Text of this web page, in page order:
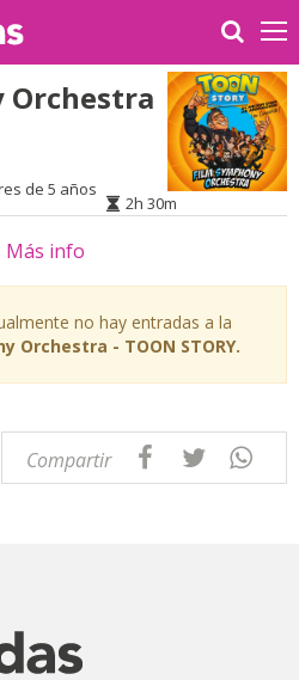
Orchestra
de 5 años
2h 30m
Más info
no hay entradas a la
Orchestra - TOON STORY.
Compartir